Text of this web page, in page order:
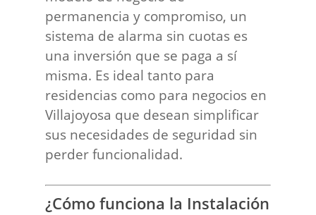
permanencia y compromiso, un
sistema de alarma sin cuotas es
una inversión que se paga a sí
misma. Es ideal tanto para
residencias como para negocios en
Villajoyosa que desean simplificar
sus necesidades de seguridad sin
perder funcionalidad.
¿Cómo funciona la Instalación